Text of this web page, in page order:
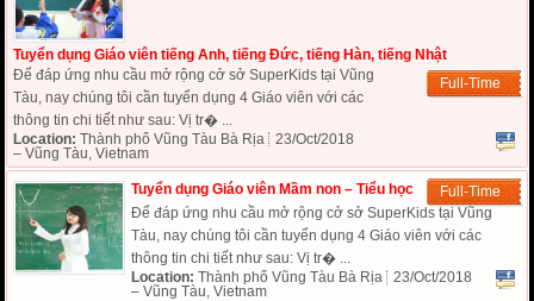
Tuyển dụng Giáo viên tiếng Anh, tiếng Đức, tiếng Hàn, tiếng Nhật
Full-Time
Để đáp ứng nhu cầu mở rộng cở sở SuperKids tại Vũng
Tàu, nay chúng tôi cần tuyển dụng 4 Giáo viên với các
thông tin chi tiết như sau: Vị tr� ...
Location: Thành phố Vũng Tàu Bà Rịa
– Vũng Tàu, Vietnam
23/Oct/2018
Tuyển dụng Giáo viên Mầm non – Tiểu học
Full-Time
Để đáp ứng nhu cầu mở rộng cở sở SuperKids tại Vũng
Tàu, nay chúng tôi cần tuyển dụng 4 Giáo viên với các
thông tin chi tiết như sau: Vị tr� ...
Location: Thành phố Vũng Tàu Bà Rịa
– Vũng Tàu, Vietnam
23/Oct/2018